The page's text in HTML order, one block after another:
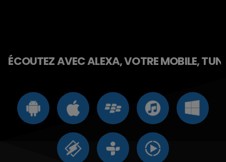
ÉCOUTEZ AVEC ALEXA, VOTRE MOBILE,